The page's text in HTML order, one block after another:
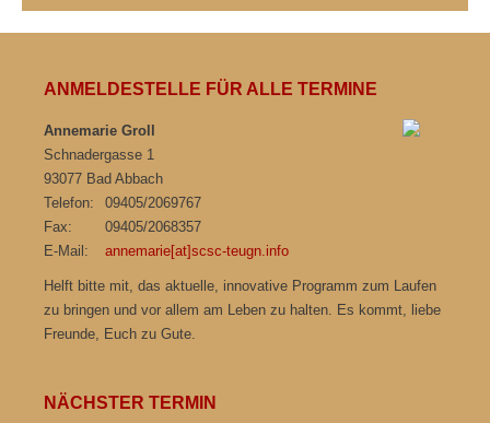
ANMELDESTELLE FÜR ALLE TERMINE
Annemarie Groll
Schnadergasse 1
93077 Bad Abbach
Telefon:
09405/2069767
Fax:
09405/2068357
E-Mail:
annemarie[at]scsc-teugn.info
Helft bitte mit, das aktuelle, innovative Programm zum Laufen
zu bringen und vor allem am Leben zu halten. Es kommt, liebe
Freunde, Euch zu Gute.
NÄCHSTER TERMIN